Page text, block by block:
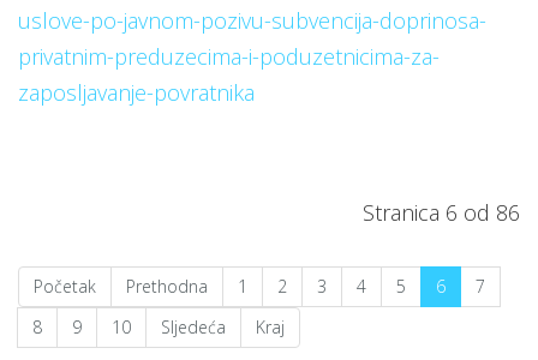
uslove-po-javnom-pozivu-subvencija-doprinosa-
privatnim-preduzecima-i-poduzetnicima-za-
zaposljavanje-povratnika
Stranica 6 od 86
Početak Prethodna 1 2 3 4 5 6
7
8
9 10 Sljedeća Kraj